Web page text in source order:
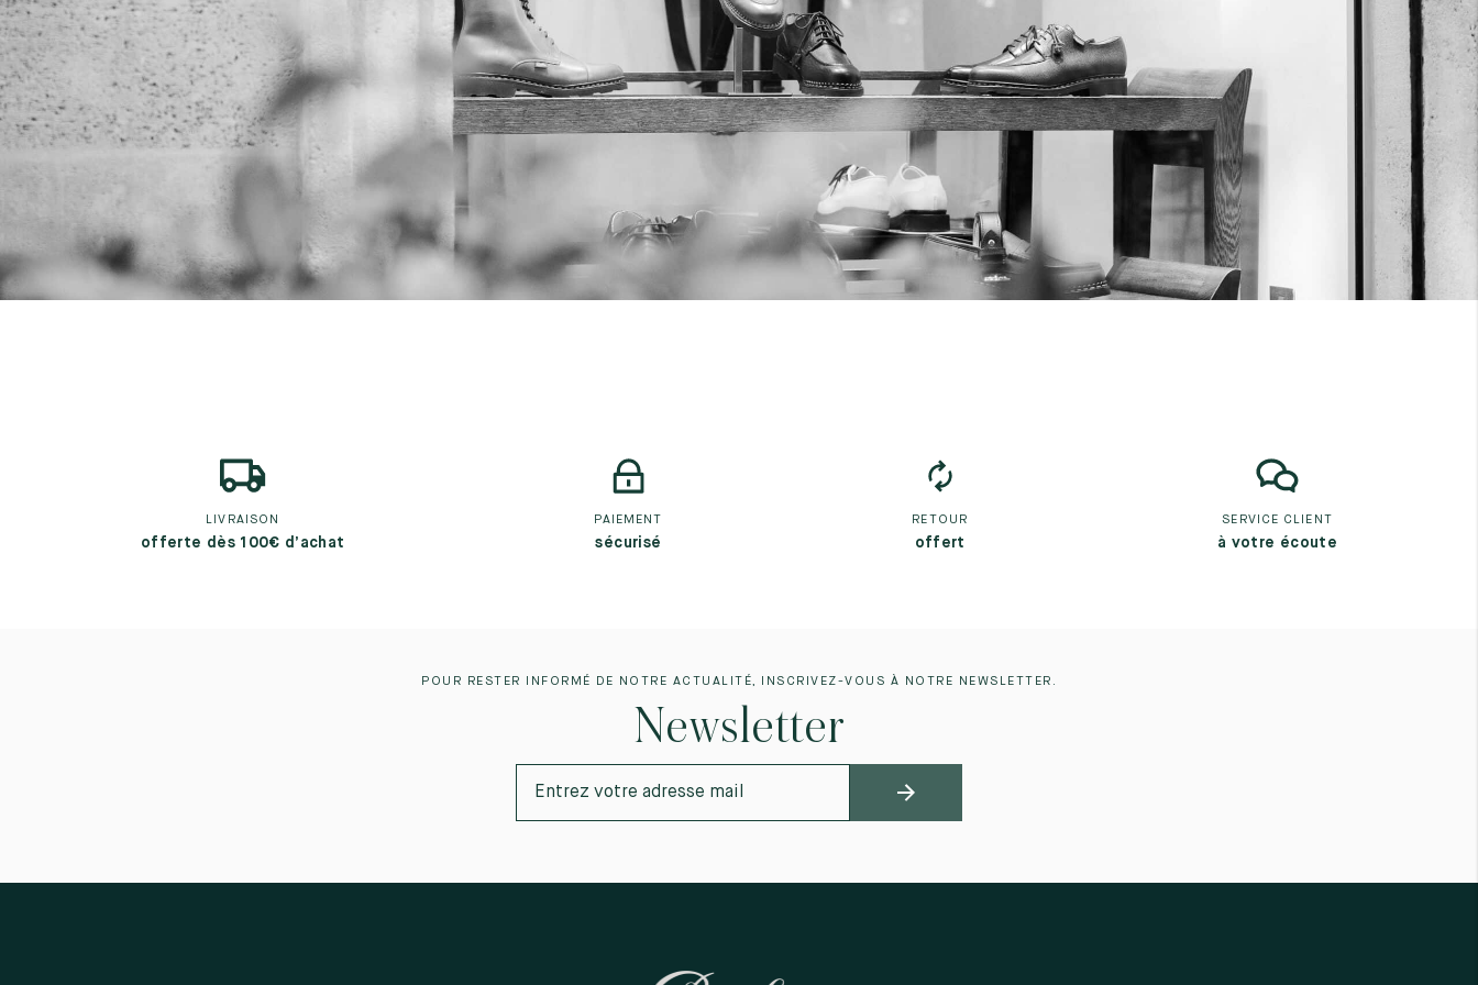
LIVRAISON
offerte dès 100€ d’achat
PAIEMENT
sécurisé
RETOUR
offert
SERVICE CLIENT
à votre écoute
POUR RESTER INFORMÉ DE NOTRE ACTUALITÉ, INSCRIVEZ-VOUS À NOTRE NEWSLETTER.
Newsletter